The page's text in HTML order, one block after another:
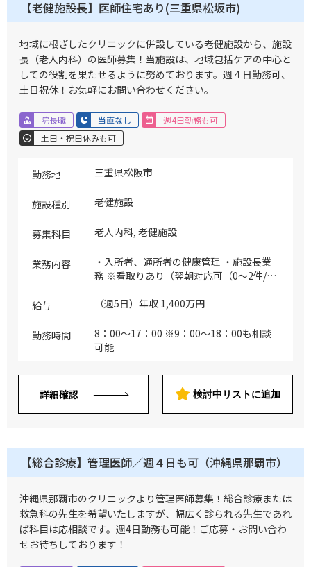
【老健施設長】医師住宅あり(三重県松坂市)
地域に根ざしたクリニックに併設している老健施設から、施設
長（老人内科）の医師募集！当施設は、地域包括ケアの中心と
しての役割を果たせるように努めております。週４日勤務可、
土日祝休！お気軽にお問い合わせください。
院長職 当直なし
週4日勤務も可
土日・祝日休みも可
勤務地 三重県松阪市
施設種別 老健施設
募集科目 老人内科, 老健施設
業務内容
・入所者、通所者の健康管理 ・施設長業
務 ※看取りあり（翌朝対応可（0～2件/
給与
（週5日）年収 1,400万円
勤務時間
8：00～17：00 ※9：00～18：00も相談
可能
詳細確認 検討中リストに追加
【総合診療】管理医師／週４日も可（沖縄県那覇市）
沖縄県那覇市のクリニックより管理医師募集！総合診療または
救急科の先生を希望いたしますが、幅広く診られる先生であれ
ば科目は応相談です。週4日勤務も可能！ご応募・お問い合わ
せお待ちしております！